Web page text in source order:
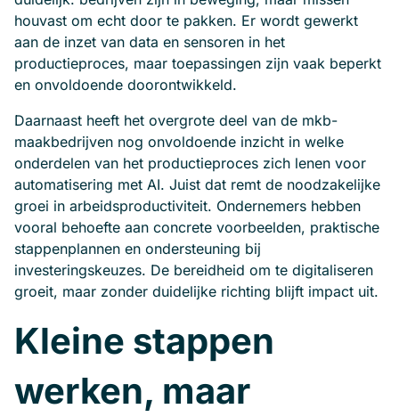
houvast om echt door te pakken. Er wordt gewerkt
aan de inzet van data en sensoren in het
productieproces, maar toepassingen zijn vaak beperkt
en onvoldoende doorontwikkeld.
Daarnaast heeft het overgrote deel van de mkb-
maakbedrijven nog onvoldoende inzicht in welke
onderdelen van het productieproces zich lenen voor
automatisering met AI. Juist dat remt de noodzakelijke
groei in arbeidsproductiviteit. Ondernemers hebben
vooral behoefte aan concrete voorbeelden, praktische
stappenplannen en ondersteuning bij
investeringskeuzes. De bereidheid om te digitaliseren
groeit, maar zonder duidelijke richting blijft impact uit.
Kleine stappen
werken, maar